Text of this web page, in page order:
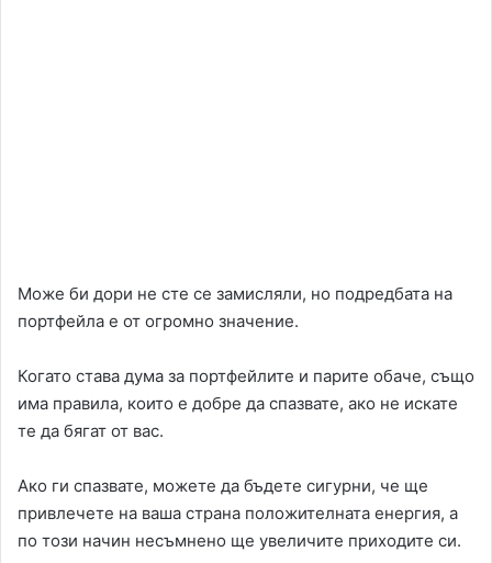
Може би дори не сте се замисляли, но подредбата на
портфейла е от огромно значение.
Когато става дума за портфейлите и парите обаче, също
има правила, които е добре да спазвате, ако не искате
те да бягат от вас.
Ако ги спазвате, можете да бъдете сигурни, че ще
привлечете на ваша страна положителната енергия, а
по този начин несъмнено ще увеличите приходите си.